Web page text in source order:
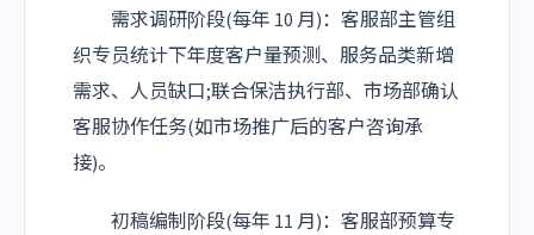
需求调研阶段(每年 10 月)：客服部主管组
织专员统计下年度客户量预测、服务品类新增
需求、人员缺口;联合保洁执行部、市场部确认
客服协作任务(如市场推广后的客户咨询承
接)。
初稿编制阶段(每年 11 月)：客服部预算专